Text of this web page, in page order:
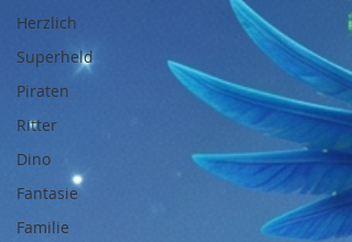
Herzlich
Superheld
Piraten
Ritter
Dino
Fantasie
Familie